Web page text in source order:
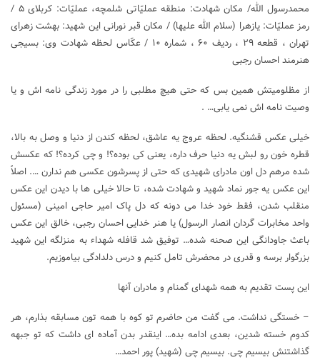
محمدرسول الله/ مکان شهادت: منطقه عملیّاتی شلمچه، عملیّات: کربلای ۵ /
رمز عملیّات: یازهرا (سلام الله علیها) / مکان قبر نورانی این شهید: بهشت زهرای
تهران ، قطعه ۲۹ ، ردیف ۶۰ ، شماره ۱۰ / عکّاس لحظه شهادت وی: بسیجی
هنرمند احسان رجبی
از مظلومیتش همین بس که حتی هیچ مطلبی را در مورد زندگی نامه اش و یا
وصیت نامه اش نمی یابی… .
خیلی عکس قشنگیه. لحظه عروج یه عاشق، لحظه کندن از دنیا و وصل به بالا،
قطره خون رو لبش یه دنیا حرف داره، یعنی کی بوده؟! و چی کرده؟! که عکسش
شده مرهم دل اون مادرای شهیدی که حتی از پسرشون عکسی هم ندارن …. اصلاً
این عکس یه جور نماد شهید و شهادت شده، تا حالا خیلی ها با دیدن این عکس
منقلب شدن، فقط خود خدا می دونه که دل پاک امیر حاجی امینی (مسئول
واحد مخابرات گردان انصار الرسول) یا هنر خدایی احسان رجبی، خالق این عکس
باعث جاودانگی این صحنه شده… توفیق شد قافله شهداء به منزلگه این شهید
بزرگوار برسه و قدری در محضرش تامل کنیم و درس دلدادگی بیاموزیم.
این پست تقدیم به همه شهدای گمنام و مادران آنها
– خستگی نداشت. می گفت من حاضرم تو کوه با همه تون مسابقه بذارم، هر
کدوم خسته شدین، بعدی ادامه بده… اینقدر بدن آماده ای داشت که تو جبهه
گذاشتنش بیسیم چی. بیسیم چی (شهید) پور احمد…